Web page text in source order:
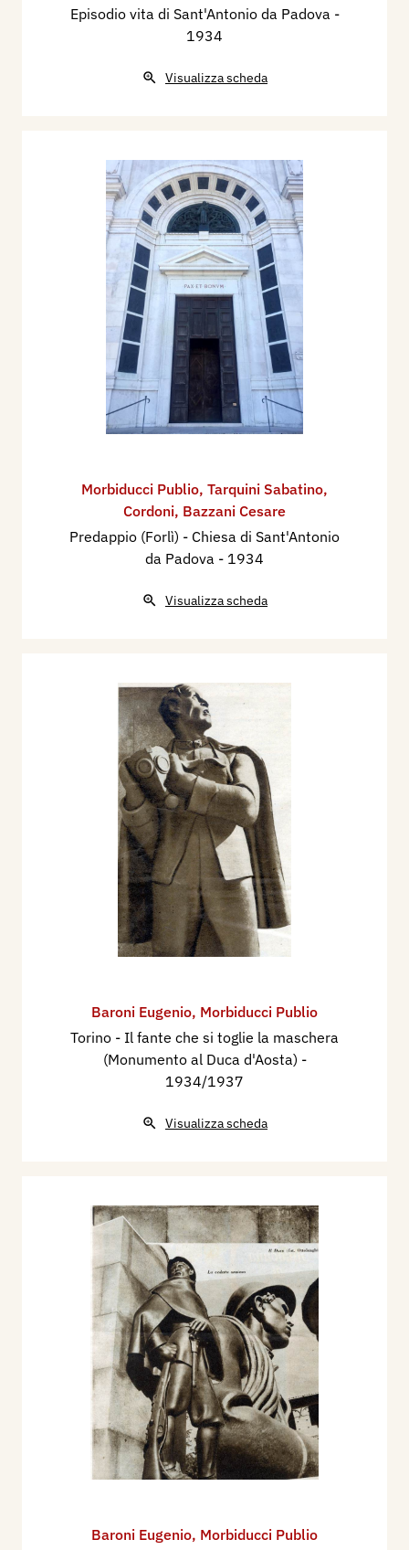
Episodio vita di Sant'Antonio da Padova -
1934
Visualizza scheda
Morbiducci Publio, Tarquini Sabatino,
Cordoni, Bazzani Cesare
Predappio (Forlì) - Chiesa di Sant'Antonio
da Padova - 1934
Visualizza scheda
Baroni Eugenio, Morbiducci Publio
Torino - Il fante che si toglie la maschera
(Monumento al Duca d'Aosta) -
1934/1937
Visualizza scheda
Baroni Eugenio, Morbiducci Publio